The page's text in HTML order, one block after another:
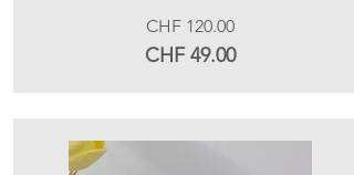
CHF 120.00
CHF 49.00